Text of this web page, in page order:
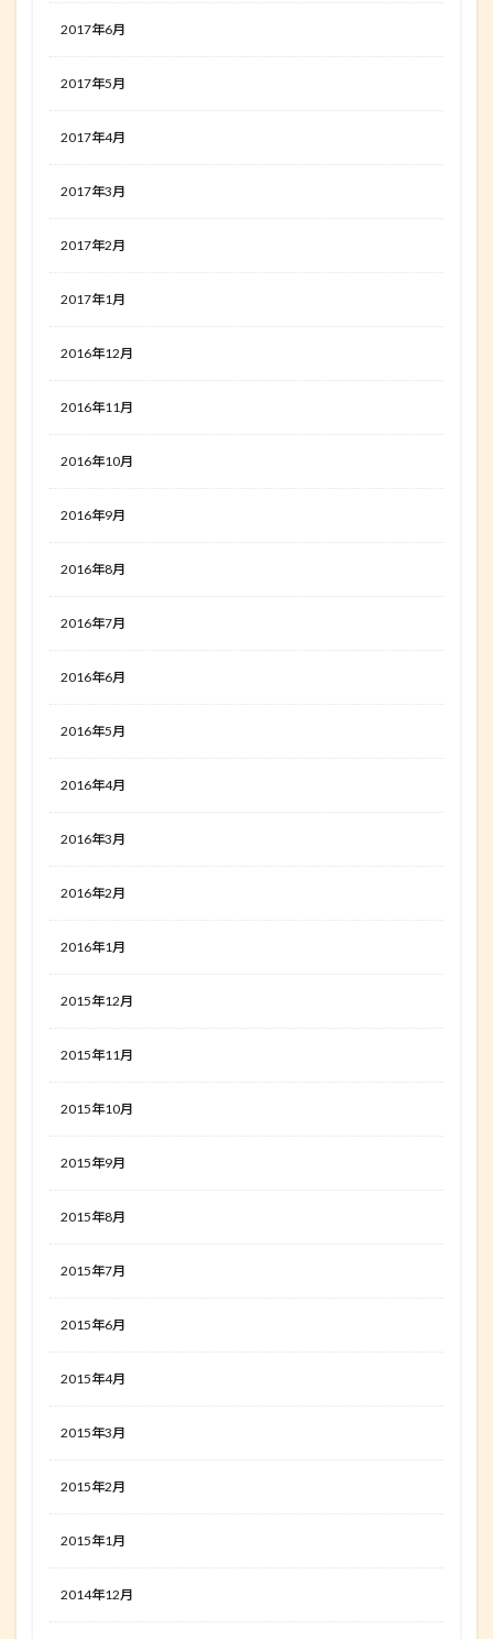
2017年6月
2017年5月
2017年4月
2017年3月
2017年2月
2017年1月
2016年12月
2016年11月
2016年10月
2016年9月
2016年8月
2016年7月
2016年6月
2016年5月
2016年4月
2016年3月
2016年2月
2016年1月
2015年12月
2015年11月
2015年10月
2015年9月
2015年8月
2015年7月
2015年6月
2015年4月
2015年3月
2015年2月
2015年1月
2014年12月